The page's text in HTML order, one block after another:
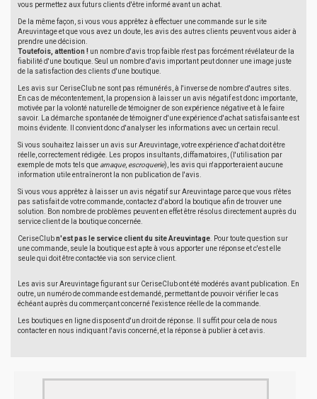
vous permettez aux futurs clients d'être informé avant un achat.
De la même façon, si vous vous apprêtez à effectuer une commande sur le site
Areuvintage et que vous avez un doute, les avis des autres clients peuvent vous aider à
prendre une décision.
Toutefois, attention ! un nombre d'avis trop faible n'est pas forcément révélateur de la
fiabilité d'une boutique. Seul un nombre d'avis important peut donner une image juste
de la satisfaction des clients d'une boutique.
Les avis sur CeriseClub ne sont pas rémunérés, à l'inverse de nombre d'autres sites.
En cas de mécontentement, la propension à laisser un avis négatif est donc importante,
motivée par la volonté naturelle de témoigner de son expérience négative et à le faire
savoir. La démarche spontanée de témoigner d'une expérience d'achat satisfaisante est
moins évidente. Il convient donc d'analyser les informations avec un certain recul.
Si vous souhaitez laisser un avis sur Areuvintage, votre expérience d'achat doit être
réelle, correctement rédigée. Les propos insultants, diffamatoires, (l'utilisation par
exemple de mots tels que arnaque, escroquerie), les avis qui n'apporteraient aucune
information utile entraîneront la non publication de l'avis.
Si vous vous apprêtez à laisser un avis négatif sur Areuvintage parce que vous n'êtes
pas satisfait de votre commande, contactez d'abord la boutique afin de trouver une
solution. Bon nombre de problèmes peuvent en effet être résolus directement auprès du
service client de la boutique concernée.
CeriseClubn'est pas le service client du site Areuvintage . Pour toute question sur
une commande, seule la boutique est apte à vous apporter une réponse et c'est elle
seule qui doit être contactée via son service client.
Les avis sur Areuvintage figurant sur CeriseClub ont été modérés avant publication. En
outre, un numéro de commande est demandé, permettant de pouvoir vérifier le cas
échéant auprès du commerçant concerné l'existence réelle de la commande.
Les boutiques en ligne disposent d'un droit de réponse. Il suffit pour cela de nous
contacter en nous indiquant l'avis concerné, et la réponse à publier à cet avis.